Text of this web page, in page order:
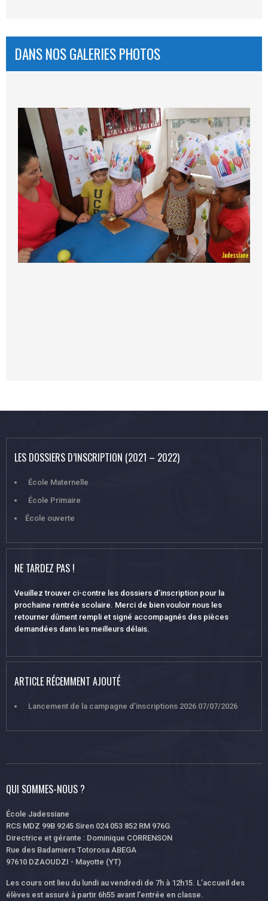
DANS NOS GALERIES PHOTOS
LES DOSSIERS D’INSCRIPTION (2021 – 2022)
École Maternelle
École Primaire
École ouverte
NE TARDEZ PAS !
Veuillez trouver ci-contre les dossiers d’inscription pour la
prochaine rentrée scolaire. Merci de bien vouloir nous les
retourner dûment rempli et signé accompagnés des pièces
demandées dans les meilleurs délais.
ARTICLE RÉCEMMENT AJOUTÉ
Lancement de la campagne d’inscriptions 2026 07/07/2026
QUI SOMMES-NOUS ?
École Jadessiane
RCS MDZ 99B 9245 Siren 024 053 852 RM 976G
Directrice et gérante : Dominique CORRENSON
Rue des Badamiers Totorosa ABEGA
97610 DZAOUDZI - Mayotte (YT)
Les cours ont lieu du lundi au vendredi de 7h à 12h15. L’accueil des
élèves est assuré à partir 6h55 avant l’entrée en classe.